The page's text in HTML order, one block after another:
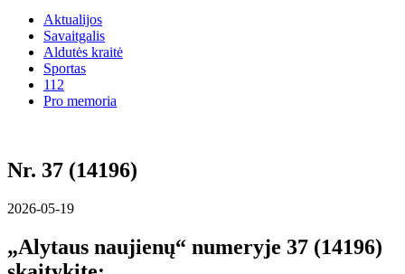
Aktualijos
Savaitgalis
Aldutės kraitė
Sportas
112
Pro memoria
Nr. 37 (14196)
2026-05-19
„Alytaus naujienų“ numeryje 37 (14196)